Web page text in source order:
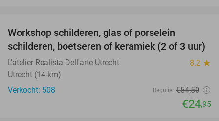
Workshop schilderen, glas of porselein
schilderen, boetseren of keramiek (2 of 3 uur)
L'atelier Realista Dell'arte Utrecht 8.2 star
Utrecht (14 km)
Verkocht: 508
Regulier €54,50
€24,95